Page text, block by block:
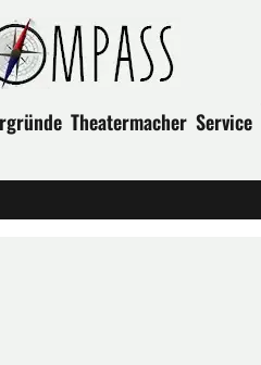
Theatermacher Service